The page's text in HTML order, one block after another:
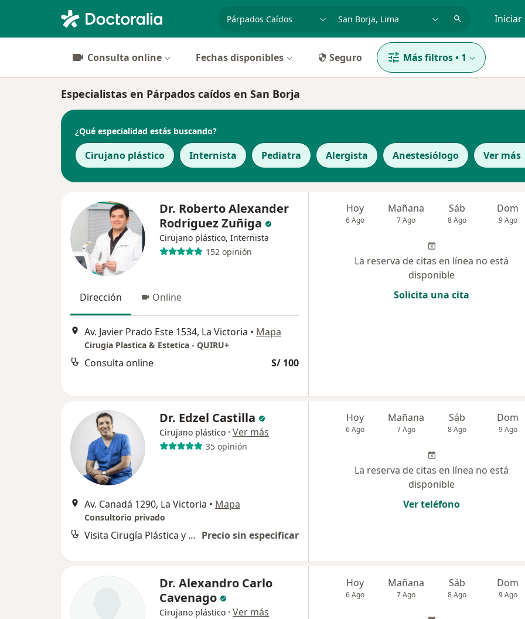
especialidad, enfermedad o nombre Iniciar
Consulta online Fechas disponibles Seguro Más filtros• 1
Especialistas en Párpados caídos en San Borja
¿Qué especialidad estás buscando?
Cirujano plástico Internista Pediatra Alergista Anestesiólogo Ver más
Dr. Roberto Alexander
Rodriguez Zuñiga
Cirujano plástico, Internista
152 opinión
Dirección Online
Av. Javier Prado Este 1534, La Victoria • Mapa
Cirugia Plastica & Estetica - QUIRU+
Consulta online S/ 100
Hoy
6 Ago
Mañana
7 Ago
Sáb
8 Ago
Dom
9 Ago
La reserva de citas en línea no está
disponible
Solicita una cita
Dr. Edzel Castilla
Cirujano plástico · Ver más
35 opinión
Av. Canadá 1290, La Victoria • Mapa
Consultorio privado
Visita Cirugía Plástica y Reparadora Precio sin especificar
Hoy
6 Ago
Mañana
7 Ago
Sáb
8 Ago
Dom
9 Ago
La reserva de citas en línea no está
disponible
Ver teléfono
Dr. Alexandro Carlo
Cavenago
Cirujano plástico · Ver más
Hoy
6 Ago
Mañana
7 Ago
Sáb
8 Ago
Dom
9 Ago